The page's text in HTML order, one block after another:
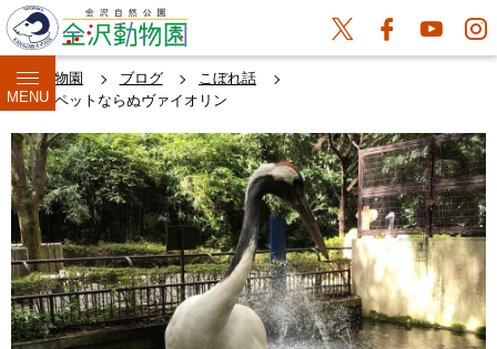
MENU
金沢動物園 ブログ
こぼれ話
トランペットならぬヴァイオリン